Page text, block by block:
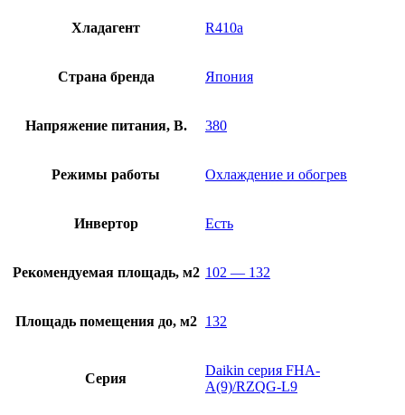
Хладагент R410a
Страна бренда Япония
Напряжение питания, В. 380
Режимы работы Охлаждение и обогрев
Инвертор Есть
Рекомендуемая площадь, м2 102 — 132
Площадь помещения до, м2 132
Серия
Daikin серия FHA-
A(9)/RZQG-L9